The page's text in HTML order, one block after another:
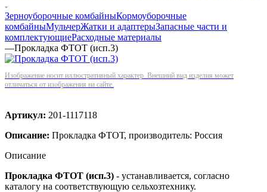
Зерноуборочные комбайныКормоуборочные
комбайныМульчерЖатки и адаптерыЗапасные части и
комплектующиеРасходные материалы
—Прокладка ФТОТ (исп.3)
Изображение носит иллюстративный характер. Внешний вид изделия может
отличаться от изображения на сайте.
Артикул: 201-1117118
Описание: Прокладка ФТОТ, производитель: Россия
Описание
Прокладка ФТОТ (исп.3) - устанавливается, согласно
каталогу на соответствующую сельхозтехнику.